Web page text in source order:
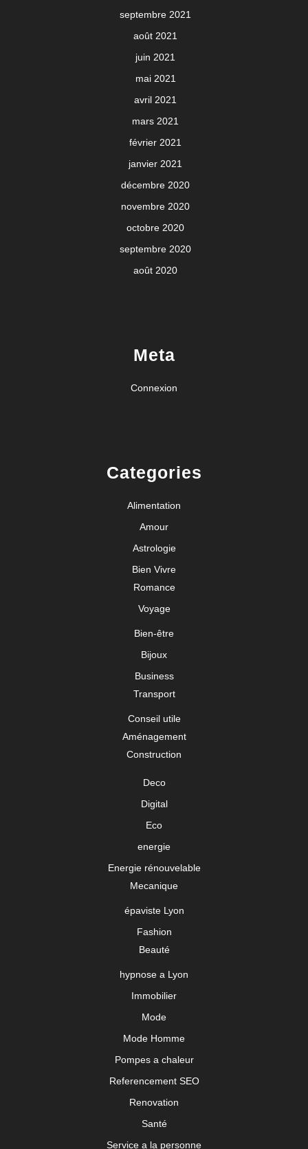
septembre 2021
août 2021
juin 2021
mai 2021
avril 2021
mars 2021
février 2021
janvier 2021
décembre 2020
novembre 2020
octobre 2020
septembre 2020
août 2020
Meta
Connexion
Categories
Alimentation
Amour
Astrologie
Bien Vivre
Romance
Voyage
Bien-être
Bijoux
Business
Transport
Conseil utile
Aménagement
Construction
Deco
Digital
Eco
energie
Energie rénouvelable
Mecanique
épaviste Lyon
Fashion
Beauté
hypnose a Lyon
Immobilier
Mode
Mode Homme
Pompes a chaleur
Referencement SEO
Renovation
Santé
Service a la personne